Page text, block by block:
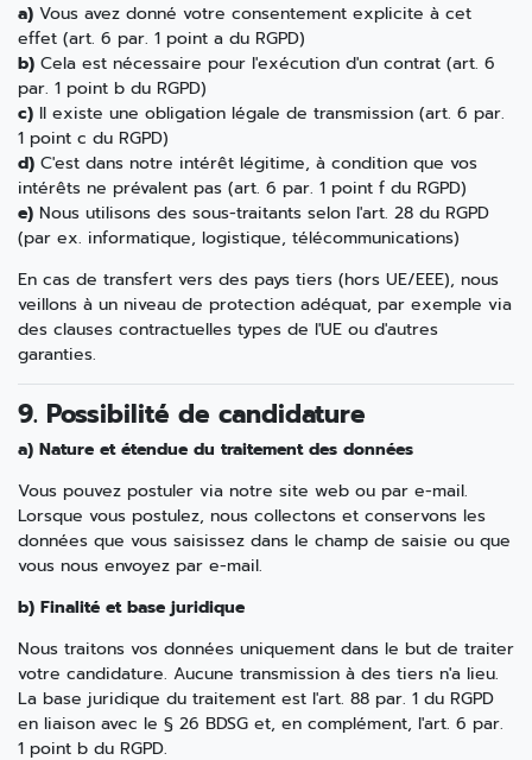
a) Vous avez donné votre consentement explicite à cet
effet (art. 6 par. 1 point a du RGPD)
b) Cela est nécessaire pour l'exécution d'un contrat (art. 6
par. 1 point b du RGPD)
c) Il existe une obligation légale de transmission (art. 6 par.
1 point c du RGPD)
d) C'est dans notre intérêt légitime, à condition que vos
intérêts ne prévalent pas (art. 6 par. 1 point f du RGPD)
e) Nous utilisons des sous-traitants selon l'art. 28 du RGPD
(par ex. informatique, logistique, télécommunications)
En cas de transfert vers des pays tiers (hors UE/EEE), nous
veillons à un niveau de protection adéquat, par exemple via
des clauses contractuelles types de l'UE ou d'autres
garanties.
9. Possibilité de candidature
a) Nature et étendue du traitement des données
Vous pouvez postuler via notre site web ou par e-mail.
Lorsque vous postulez, nous collectons et conservons les
données que vous saisissez dans le champ de saisie ou que
vous nous envoyez par e-mail.
b) Finalité et base juridique
Nous traitons vos données uniquement dans le but de traiter
votre candidature. Aucune transmission à des tiers n'a lieu.
La base juridique du traitement est l'art. 88 par. 1 du RGPD
en liaison avec le § 26 BDSG et, en complément, l'art. 6 par.
1 point b du RGPD.